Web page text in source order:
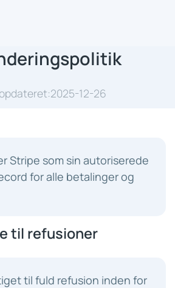
12-26
Stripe som sin autoriserede
for alle betalinger og
til refusioner
til fuld refusion inden for